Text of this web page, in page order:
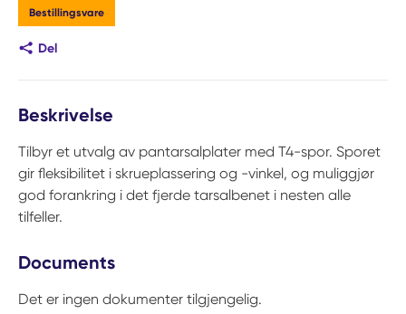
Bestillingsvare
Del
Beskrivelse
Tilbyr et utvalg av pantarsalplater med T4-spor. Sporet
gir fleksibilitet i skrueplassering og -vinkel, og muliggjør
god forankring i det fjerde tarsalbenet i nesten alle
tilfeller.
Documents
Det er ingen dokumenter tilgjengelig.